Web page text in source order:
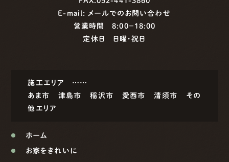
E-mail: メールでのお問い合わせ
営業時間 8:00−18:00
定休日 日曜・祝日
施工エリア ……
あま市
津島市 稲沢市 愛西市 清須市
その
他エリア
ホーム
お家をきれいに